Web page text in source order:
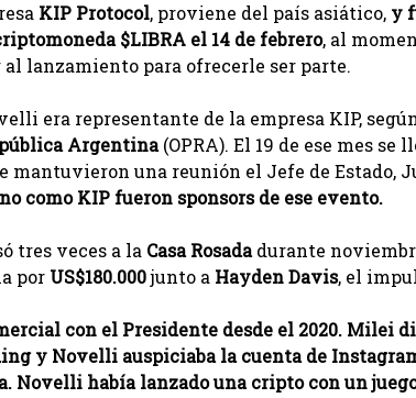
KIP Protocol, proviene del país asiático, y
$LIBRA el 14 de febrero, al
lanzamiento para ofrecerle ser parte.
era representante de la empresa KIP,
Argentina(OPRA). El 19 de ese mes se
mantuvieron una reunión el Jefe de Estado,
como KIP fueron sponsors de ese evento.
tres veces a la Casa Rosadadurante
por US$180.000junto a Hayden Davis, el
con el Presidente desde el 2020. Milei
y Novelli auspiciaba la cuenta de
Novelli había lanzado una cripto con un